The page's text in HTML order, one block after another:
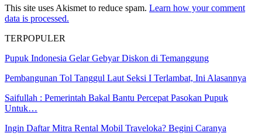
This site uses Akismet to reduce spam. Learn how your comment
data is processed.
TERPOPULER
Pupuk Indonesia Gelar Gebyar Diskon di Temanggung
Pembangunan Tol Tanggul Laut Seksi I Terlambat, Ini Alasannya
Saifullah : Pemerintah Bakal Bantu Percepat Pasokan Pupuk
Untuk…
Ingin Daftar Mitra Rental Mobil Traveloka? Begini Caranya